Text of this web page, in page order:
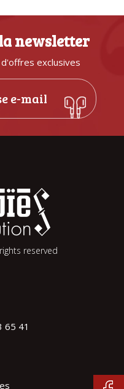
newsletter
exclusives
reserved
65 41